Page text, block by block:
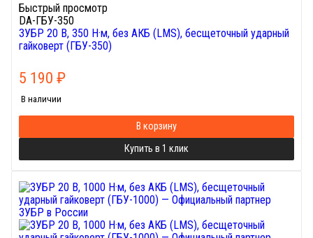
Быстрый просмотр
DA-ГБУ-350
ЗУБР 20 В, 350 Н·м, без АКБ (LMS), бесщеточный ударный
гайковерт (ГБУ-350)
5 190 ₽
В наличии
В корзину
Купить в 1 клик